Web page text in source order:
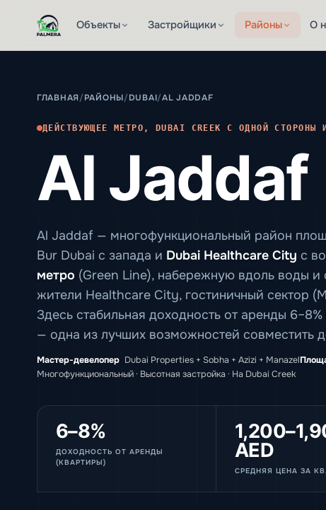
Объекты Застройщики Районы О
ГЛАВНАЯ/ РАЙОНЫ/ DUBAI/AL JADDAF
ДЕЙСТВУЮЩЕЕ МЕТРО, DUBAI CREEK С ОДНОЙ СТОРОНЫ
Al Jaddaf
Al Jaddaf — многофункциональный район
Bur Dubai с запада и Dubai Healthcare City с
метро (Green Line), набережную вдоль воды
жители Healthcare City, гостиничный сектор
Здесь стабильная доходность от аренды
— одна из лучших возможностей совместить
Мастер-девелопер Dubai Properties + Sobha + Azizi + Manazel
Многофункциональный · Высотная застройка · На Dubai Creek
6–8%
ДОХОДНОСТЬ ОТ АРЕНДЫ
(КВАРТИРЫ)
AED
СРЕДНЯЯ ЦЕНА ЗА